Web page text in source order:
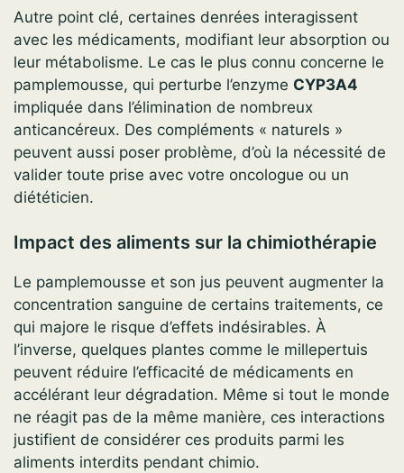
Autre point clé, certaines denrées interagissent
avec les médicaments, modifiant leur absorption ou
leur métabolisme. Le cas le plus connu concerne le
pamplemousse, qui perturbe l’enzyme CYP3A4
impliquée dans l’élimination de nombreux
anticancéreux. Des compléments « naturels »
peuvent aussi poser problème, d’où la nécessité de
valider toute prise avec votre oncologue ou un
diététicien.
Impact des aliments sur la chimiothérapie
Le pamplemousse et son jus peuvent augmenter la
concentration sanguine de certains traitements, ce
qui majore le risque d’effets indésirables. À
l’inverse, quelques plantes comme le millepertuis
peuvent réduire l’efficacité de médicaments en
accélérant leur dégradation. Même si tout le monde
ne réagit pas de la même manière, ces interactions
justifient de considérer ces produits parmi les
aliments interdits pendant chimio.